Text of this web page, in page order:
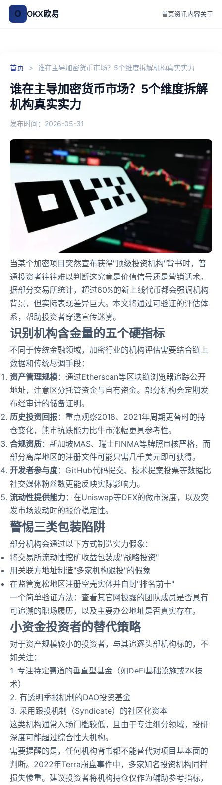
O OKX欧易 首页资讯内容关于
首页 > 谁在主导加密货币市场？5个维度拆解机构真实实力
谁在主导加密货币市场？5个维度拆解
机构真实实力
发布时间：2026-05-31
当某个加密项目突然宣布获得"顶级投资机构"背书时，普
通投资者往往难以判断这究竟是价值信号还是营销话术。
据部分交易所统计，超过60%的新上线代币都会强调机构
背景，但实际表现差异巨大。本文将通过可验证的评估体
系，帮助投资者穿透宣传迷雾。
识别机构含金量的五个硬指标
不同于传统金融领域，加密行业的机构评估需要结合链上
数据和传统尽调手段：
资产管理规模：通过Etherscan等区块链浏览器追踪公开
地址，注意区分托管资金与自有资金。部分机构会定期发
布经审计的储备证明。
历史投资回报：重点观察2018、2021年周期更替时的持
仓变化，熊市抗跌能力比牛市涨幅更具参考性。
合规资质：新加坡MAS、瑞士FINMA等牌照审核严格，而
部分离岸地区的注册文件可能只需几千美元即可获得。
开发者参与度：GitHub代码提交、技术提案投票等数据比
社交媒体粉丝数更能反映实际影响力。
流动性提供能力：在Uniswap等DEX的做市深度，以及突
发市场波动时的报价稳定性。
警惕三类包装陷阱
部分机构会通过以下方式制造实力假象：
将交易所流动性挖矿收益包装成"战略投资"
用关联方地址制造"多家机构跟投"的假象
在监管宽松地区注册空壳实体并自封"排名前十"
一个简单验证方法：查看其官网披露的团队成员是否具有
可追溯的职场履历，以及主要办公地址是否真实存在。
小资金投资者的替代策略
对于资产规模较小的投资者，与其追逐头部机构标的，不
如关注：
1. 专注特定赛道的垂直型基金（如DeFi基础设施或ZK技
术）
2. 有透明季报机制的DAO投资基金
3. 采用跟投机制（Syndicate）的社区化资本
这类机构通常入场门槛较低，且由于专注细分领域，投研
深度可能超过综合性大机构。
需要提醒的是，任何机构背书都不能替代对项目基本面的
判断。2022年Terra崩盘事件中，多家知名投资机构同样
损失惨重。建议投资者将机构持仓仅作为辅助参考指标，